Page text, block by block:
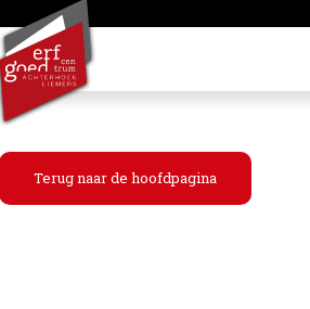
Terug naar de hoofdpagina